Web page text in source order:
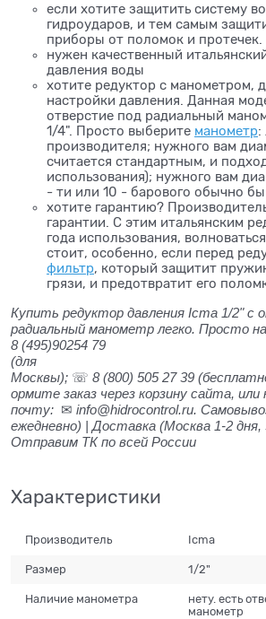
если хотите защитить систему
гидроударов, и тем самым
приборы от поломок и протечек.
нужен качественный
давления воды
хотите редуктор с манометром,
настройки давления. Данная
отверстие под радиальный
1/4". Просто выберите манометр:
производителя; нужного вам
считается стандартным, и
использования); нужного вам
- ти или 10 - барового обычно
хотите гарантию?
гарантии. С этим итальянским
года использования,
стоит, особенно, если перед
фильтр, который защитит
грязи, и предотвратит его
Купить редуктор давления Icma 1/2" с
радиальный манометр легко. Просто
8 (495)90254 79
(для
Москвы); ☏ 8 (800) 505 27 39
ормите заказ через корзину сайта,
почту: ✉ info@hidrocontrol.ru.
ежедневно) | Доставка (Москва 1-2 дня,
Отправим ТК по всей России
Характеристики
Производитель Icma
Размер 1/2"
Наличие манометра
нету. есть
манометр